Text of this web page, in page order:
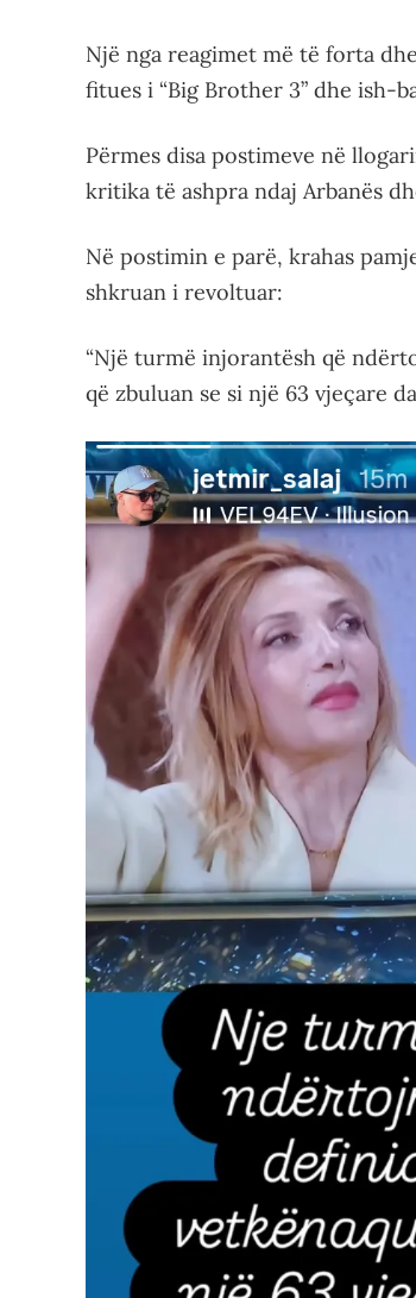
Një nga reagimet më të forta
fitues i “Big Brother 3” dhe ish-
Përmes disa postimeve në
kritika të ashpra ndaj Arbanës
Në postimin e parë, krahas
shkruan i revoltuar:
“Një turmë injorantësh që
që zbuluan se si një 63 vjeçare